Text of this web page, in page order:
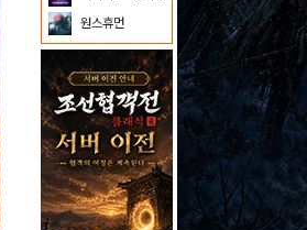
원스휴먼